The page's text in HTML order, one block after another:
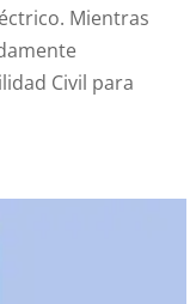
Mientras
Civil para